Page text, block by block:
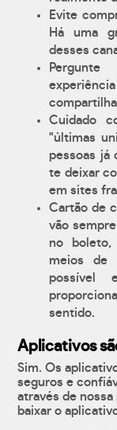
Evite
Há uma
desses
Cuidado
"últimas
pessoas já
te deixar
em sites
Cartão de
vão
no boleto,
meios de
possível
sentido.
Aplicativos
Sim. Os
seguros e
através de
baixar o